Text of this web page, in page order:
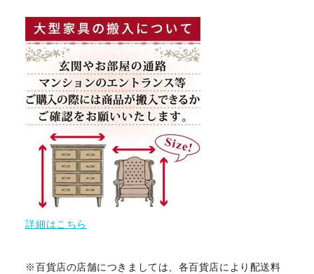
詳細はこちら
※百貨店の店舗につきましては、各百貨店により配送料